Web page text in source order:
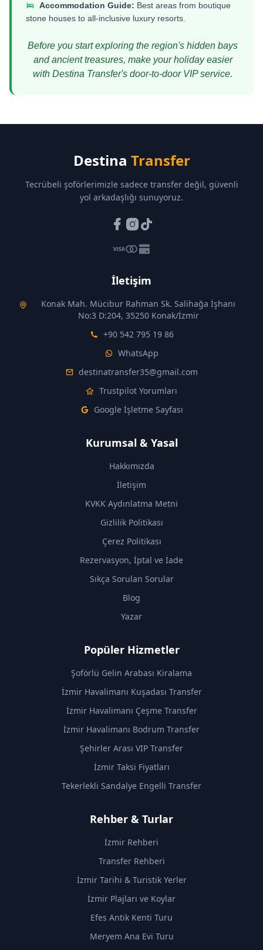
Accommodation Guide: Best areas from boutique
stone houses to all-inclusive luxury resorts.
Before you start exploring the region's hidden bays
and ancient treasures, make your holiday easier
with Destina Transfer's door-to-door VIP service.
Destina Transfer
Tecrübeli şoförlerimizle sadece transfer değil, güvenli
yol arkadaşlığı sunuyoruz.
İletişim
Konak Mah. Mücibur Rahman Sk. Salihağa İşhanı
No:3 D:204, 35250 Konak/İzmir
+90 542 795 19 86
WhatsApp
destinatransfer35@gmail.com
Trustpilot Yorumları
Google İşletme Sayfası
Kurumsal & Yasal
Hakkımızda
İletişim
KVKK Aydınlatma Metni
Gizlilik Politikası
Çerez Politikası
Rezervasyon, İptal ve İade
Sıkça Sorulan Sorular
Blog
Yazar
Popüler Hizmetler
Şoförlü Gelin Arabası Kiralama
İzmir Havalimanı Kuşadası Transfer
İzmir Havalimanı Çeşme Transfer
İzmir Havalimanı Bodrum Transfer
Şehirler Arası VIP Transfer
İzmir Taksi Fiyatları
Tekerlekli Sandalye Engelli Transfer
Rehber & Turlar
İzmir Rehberi
Transfer Rehberi
İzmir Tarihi & Turistik Yerler
İzmir Plajları ve Koylar
Efes Antik Kenti Turu
Meryem Ana Evi Turu